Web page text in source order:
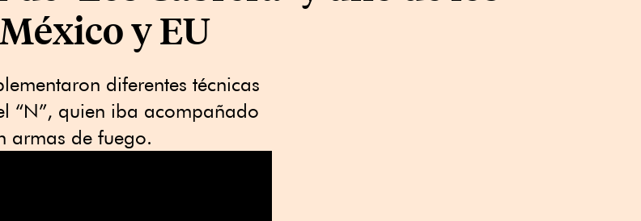
y EU
diferentes técnicas
“N”, quien iba acompañado
armas de fuego.